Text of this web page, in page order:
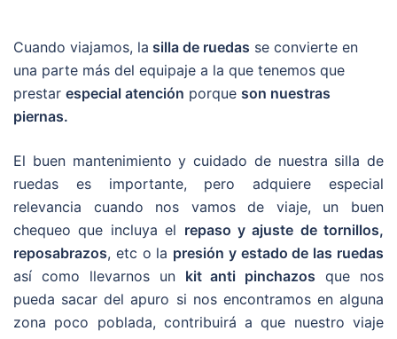
Cuando viajamos, la silla de ruedas se convierte en
una parte más del equipaje a la que tenemos que
prestar especial atención porque son nuestras
piernas.
El buen mantenimiento y cuidado de nuestra silla de
ruedas es importante, pero adquiere especial
relevancia cuando nos vamos de viaje, un buen
chequeo que incluya el repaso y ajuste de tornillos,
reposabrazos, etc o la presión y estado de las ruedas
así como llevarnos un kit anti pinchazos que nos
pueda sacar del apuro si nos encontramos en alguna
zona poco poblada, contribuirá a que nuestro viaje